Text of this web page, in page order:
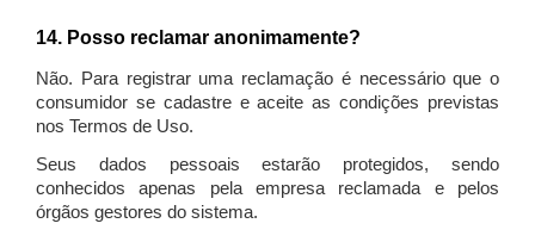
14. Posso reclamar anonimamente?
Não. Para registrar uma reclamação é necessário que o
consumidor se cadastre e aceite as condições previstas
nos Termos de Uso.
Seus dados pessoais estarão protegidos, sendo
conhecidos apenas pela empresa reclamada e pelos
órgãos gestores do sistema.